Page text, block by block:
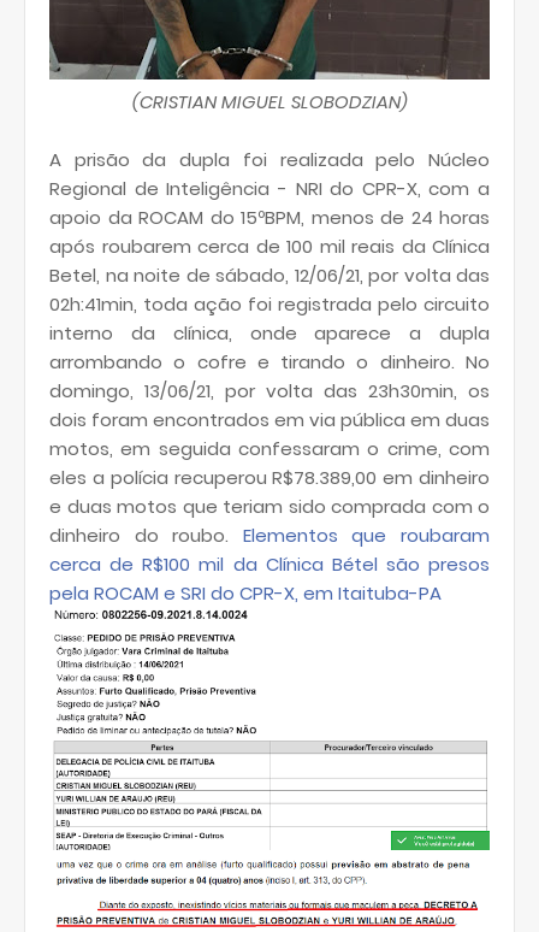
(CRISTIAN MIGUEL SLOBODZIAN)
A prisão da dupla foi realizada pelo Núcleo
Regional de Inteligência - NRI do CPR-X, com a
apoio da ROCAM do 15ºBPM, menos de 24 horas
após roubarem cerca de 100 mil reais da Clínica
Betel, na noite de sábado, 12/06/21, por volta das
02h:41min, toda ação foi registrada pelo circuito
interno da clínica, onde aparece a dupla
arrombando o cofre e tirando o dinheiro. No
domingo, 13/06/21, por volta das 23h30min, os
dois foram encontrados em via pública em duas
motos, em seguida confessaram o crime, com
eles a polícia recuperou R$78.389,00 em dinheiro
e duas motos que teriam sido comprada com o
dinheiro do roubo. Elementos que roubaram
cerca de R$100 mil da Clínica Bétel são presos
pela ROCAM e SRI do CPR-X, em Itaituba-PA